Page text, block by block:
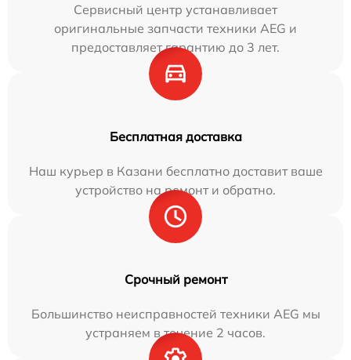
Сервисный центр устанавливает
оригинальные запчасти техники AEG и
предоставляет гарантию до 3 лет.
Бесплатная доставка
Наш курьер в Казани бесплатно доставит ваше
устройство на ремонт и обратно.
Срочный ремонт
Большинство неисправностей техники AEG мы
устраняем в течение 2 часов.